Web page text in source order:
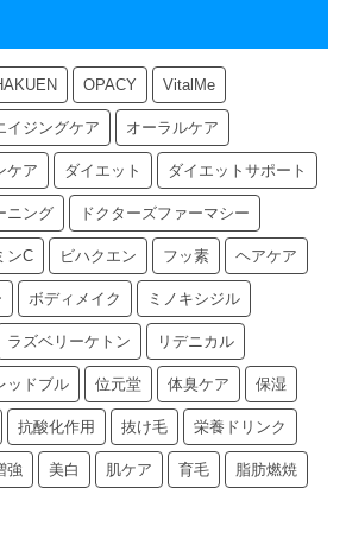
OPACY VitalMe
イジングケア オーラルケア
ケア ダイエット ダイエットサポート
ニング ドクターズファーマシー
ンC ビハクエン フッ素 ヘアケア
ボディメイク ミノキシジル
ラズベリーケトン リデニカル
ッドブル 位元堂 体臭ケア 保湿
抗酸化作用 抜け毛 栄養ドリンク
強 美白 肌ケア 育毛 脂肪燃焼